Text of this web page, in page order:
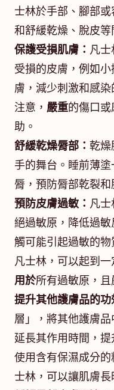
士林於手部、腳部
和舒緩乾燥、脫皮等
保護受損肌膚： 凡士
受損的皮膚，例如
膚，減少刺激和感
注意， 嚴重的傷口
助。
舒緩乾燥脣部： 乾燥
手的舞台。睡前薄
脣，預防脣部乾裂
預防皮膚過敏： 凡士
絕過敏原，降低過
觸可能引起過敏的
凡士林，可以起到
用於所有過敏原，且
提升其他護膚品的功
層」，將其他護膚品
延長其作用時間，
使用含有保濕成分
士林，可以讓肌膚長